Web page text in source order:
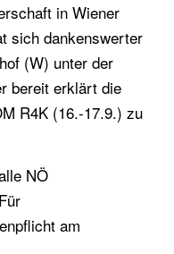
in Wiener
sich dankenswerter
(W) unter der
bereit erklärt die
R4K (16.-17.9.) zu
NÖ
am